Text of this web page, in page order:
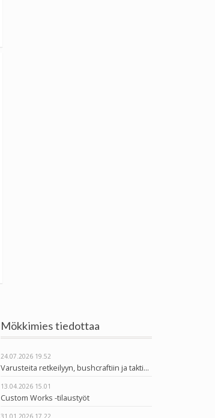
Mökkimies tiedottaa
24.07.2026 19.52
Varusteita retkeilyyn, bushcraftiin ja taktiseen käyttöön
13.04.2026 15.01
Custom Works -tilaustyöt
31.01.2026 17.22